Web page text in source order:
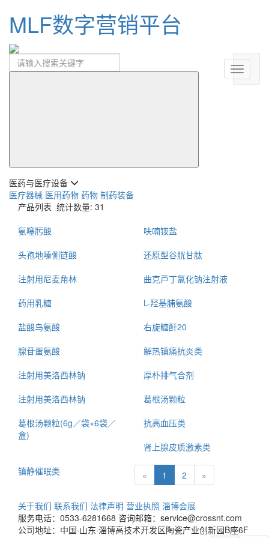
MLF数字营销平台
医药与医疗设备
医疗器械 医用药物 药物 制药装备
产品列表 统计数量: 31
氨噻肟酸
呋喃铵盐
头孢地嗪侧链酸
还原型谷胱甘肽
注射用尼麦角林
曲克芦丁氯化钠注射液
药用乳糖
L-羟基脯氨酸
盐酸鸟氨酸
右旋糖酐20
腺苷蛋氨酸
解热镇痛抗炎类
注射用美洛西林钠
厚朴排气合剂
注射用美洛西林钠
葛根汤颗粒
葛根汤颗粒(6g／袋×6袋／
盒)
抗高血压类
肾上腺皮质激素类
镇静催眠类
« 1 2 »
关于我们 联系我们 法律声明 营业执照 淄博会展
服务电话：0533-6281668 咨询邮箱：service@crossnt.com
公司地址：中国·山东·淄博高技术开发区陶瓷产业创新园B座6F